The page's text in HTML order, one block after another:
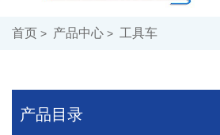
首页 产品中心 工具车
产品目录